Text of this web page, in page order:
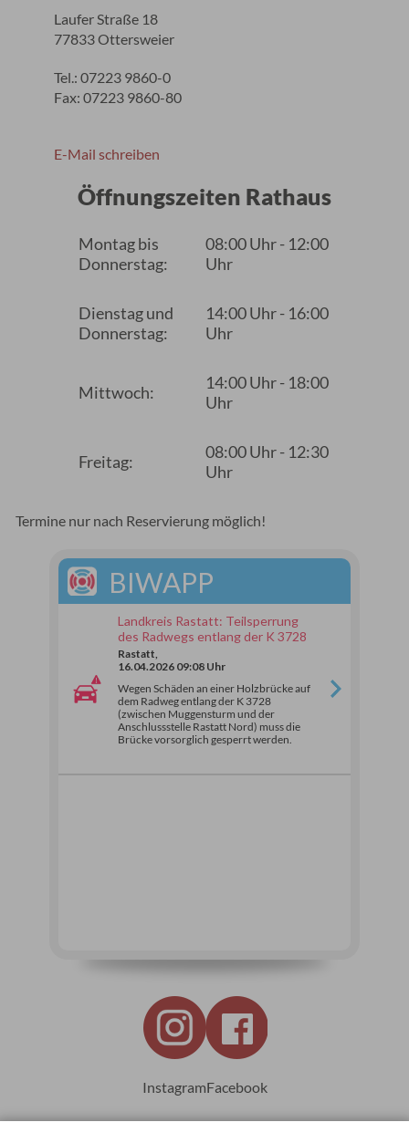
Laufer Straße 18
77833 Ottersweier
Tel.: 07223 9860-0
Fax: 07223 9860-80
E-Mail schreiben
Öffnungszeiten Rathaus
Montag bis
Donnerstag:
08:00 Uhr - 12:00
Uhr
Dienstag und
Donnerstag:
14:00 Uhr - 16:00
Uhr
Mittwoch:
14:00 Uhr - 18:00
Uhr
Freitag:
08:00 Uhr - 12:30
Uhr
Termine nur nach Reservierung möglich!
BIWAPP
Landkreis Rastatt: Teilsperrung
des Radwegs entlang der K 3728
Rastatt,
16.04.2026 09:08 Uhr
Wegen Schäden an einer Holzbrücke auf
dem Radweg entlang der K 3728
(zwischen Muggensturm und der
Anschlussstelle Rastatt Nord) muss die
Brücke vorsorglich gesperrt werden.
InstagramFacebook